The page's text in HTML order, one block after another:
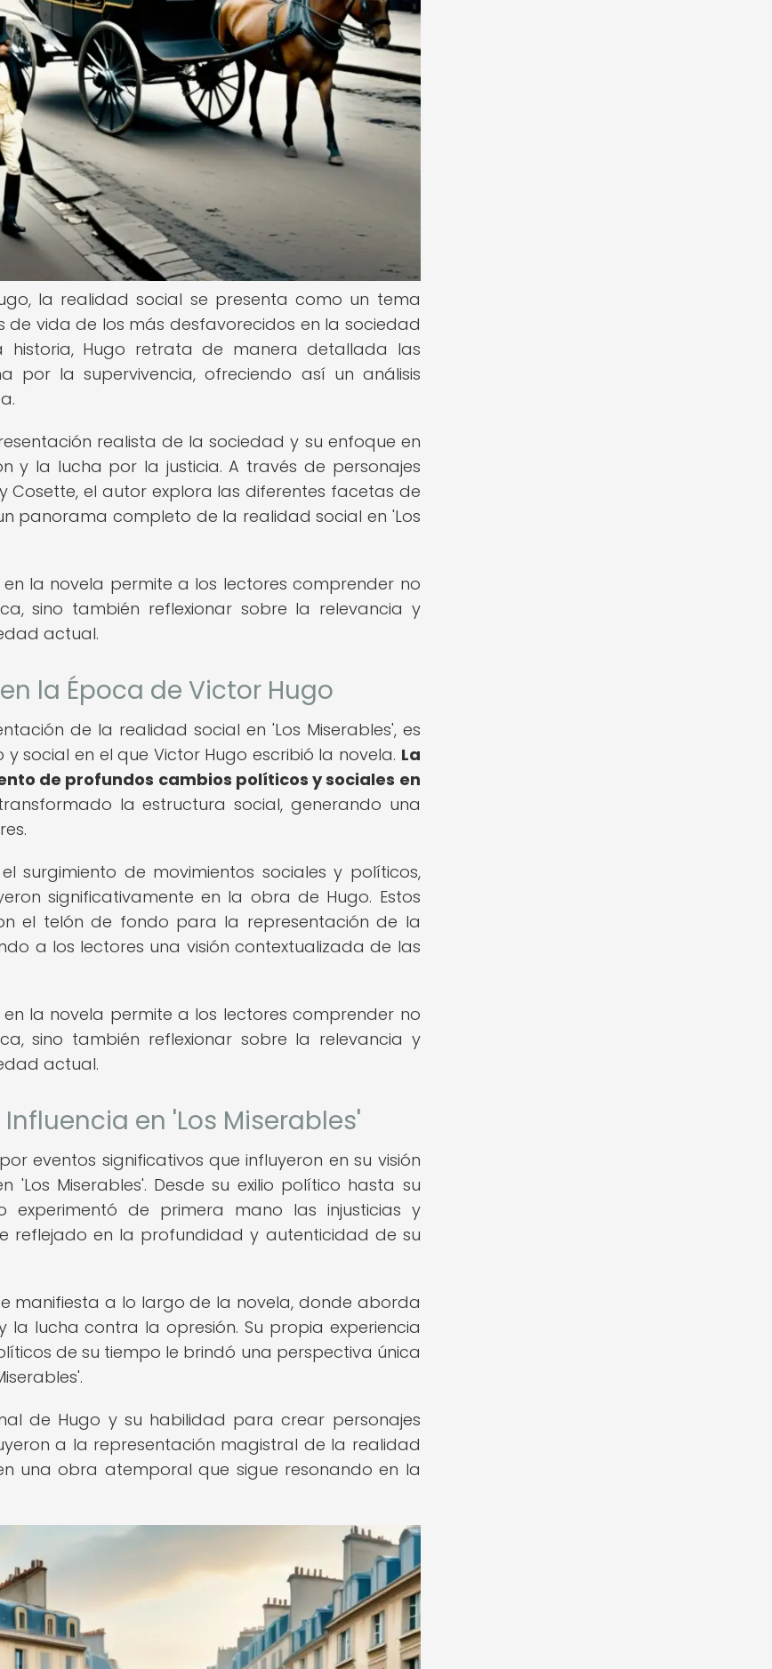
la realidad social se presenta como un tema
vida de los más desfavorecidos en la sociedad
Hugo retrata de manera detallada las
por la supervivencia, ofreciendo así un análisis
realista de la sociedad y su enfoque en
y la lucha por la justicia. A través de personajes
Cosette, el autor explora las diferentes facetas de
panorama completo de la realidad social en 'Los
la novela permite a los lectores comprender no
sino también reflexionar sobre la relevancia y
actual.
la Época de Victor Hugo
de la realidad social en 'Los Miserables', es
social en el que Victor Hugo escribió la novela. La
de profundos cambios políticos y sociales en
la estructura social, generando una
surgimiento de movimientos sociales y políticos,
significativamente en la obra de Hugo. Estos
el telón de fondo para la representación de la
a los lectores una visión contextualizada de las
la novela permite a los lectores comprender no
sino también reflexionar sobre la relevancia y
actual.
en 'Los Miserables'
eventos significativos que influyeron en su visión
Miserables'. Desde su exilio político hasta su
experimentó de primera mano las injusticias y
reflejado en la profundidad y autenticidad de su
manifiesta a lo largo de la novela, donde aborda
la lucha contra la opresión. Su propia experiencia
de su tiempo le brindó una perspectiva única
de Hugo y su habilidad para crear personajes
a la representación magistral de la realidad
una obra atemporal que sigue resonando en la